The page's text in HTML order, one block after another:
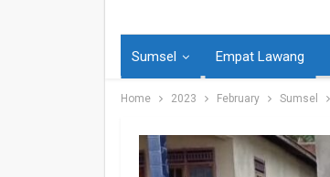
Sumsel Empat Lawang
Home 2023 February Sumsel